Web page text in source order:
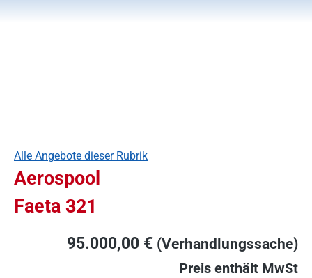
Alle Angebote dieser Rubrik
Aerospool
Faeta 321
95.000,00 € (Verhandlungssache)
Preis enthält MwSt